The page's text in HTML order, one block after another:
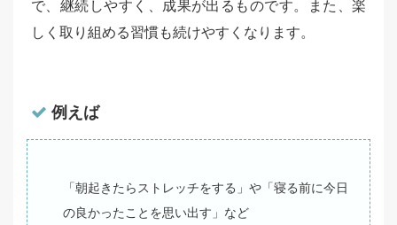
で、継続しやすく、成果が出るものです。また、楽
しく取り組める習慣も続けやすくなります。
例えば
「朝起きたらストレッチをする」や「寝る前に今日
の良かったことを思い出す」など